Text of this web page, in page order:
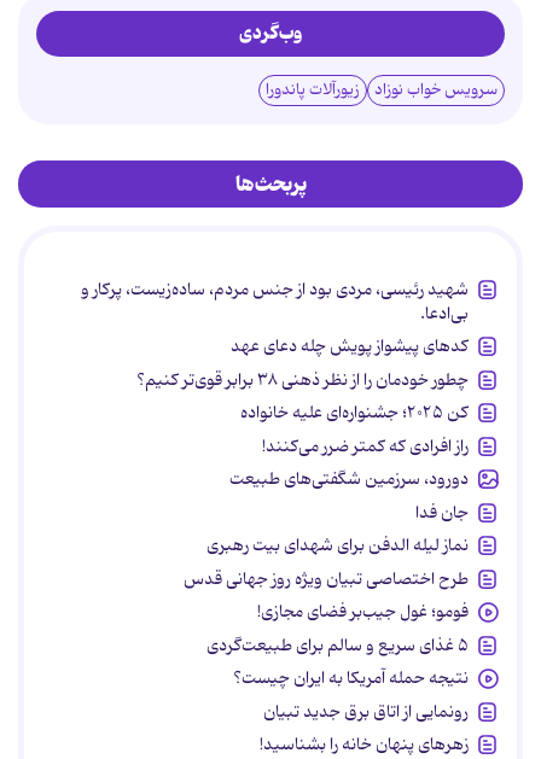
وب‌گردی
سرویس خواب نوزاد زیورآلات پاندورا
پربحث‌ها
شهید رئیسی، مردی بود از جنس مردم، ساده‌زیست، پرکار و
بی‌ادعا.
کدهای پیشواز پویش چله دعای عهد
چطور خودمان را از نظر ذهنی ۳۸ برابر قوی‌تر کنیم؟
کن ۲۰۲۵؛ جشنواره‌ای علیه خانواده
راز افرادی که کمتر ضرر می‌کنند!
دورود، سرزمین شگفتی‌های طبیعت
جان فدا
نماز لیله الدفن برای شهدای بیت رهبری
طرح اختصاصی تبیان ویژه روز جهانی قدس
فومو؛ غول جیب‌بر فضای مجازی!
۵ غذای سریع و سالم برای طبیعت‌گردی
نتیجه حمله آمریکا به ایران چیست؟
رونمایی از اتاق برق جدید تبیان
زهرهای پنهان خانه را بشناسید!